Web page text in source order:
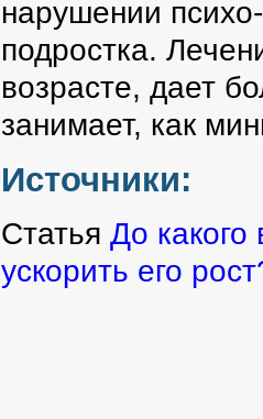
нарушении
подростка.
возрасте, дает
занимает, как
Источники:
Статья До какого
ускорить его